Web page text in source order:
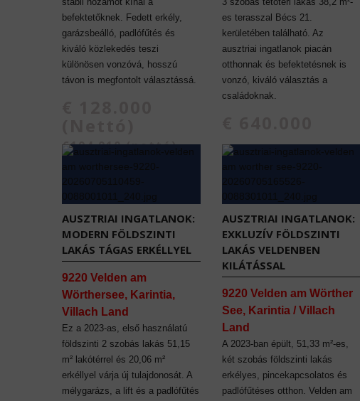
befektetőknek. Fedett erkély,
garázsbeálló, padlófűtés és
kiváló közlekedés teszi
különösen vonzóvá, hosszú
távon is megfontolt választássá.
€194.910 (nettó)
es terasszal Bécs 21.
kerületében található. Az
ausztriai ingatlanok piacán
otthonnak és befektetésnek is
vonzó, kiváló választás a
családoknak.
AUSZTRIAI INGATLANOK:
MODERN FÖLDSZINTI
LAKÁS TÁGAS ERKÉLLYEL
9220 Velden am
Wörthersee, Karintia,
Villach Land
Ez a 2023-as, első használatú
földszinti 2 szobás lakás 51,15
m² lakótérrel és 20,06 m²
erkéllyel várja új tulajdonosát. A
mélygarázs, a lift és a padlófűtés
AUSZTRIAI INGATLANOK:
EXKLUZÍV FÖLDSZINTI
LAKÁS VELDENBEN
KILÁTÁSSAL
9220 Velden am Wörther
See, Karintia / Villach
Land
A 2023-ban épült, 51,33 m²-es,
két szobás földszinti lakás
erkélyes, pincekapcsolatos és
padlófűtéses otthon. Velden am